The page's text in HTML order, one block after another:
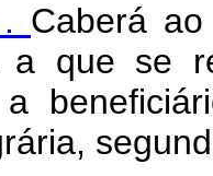
. Caberá
a que se
a